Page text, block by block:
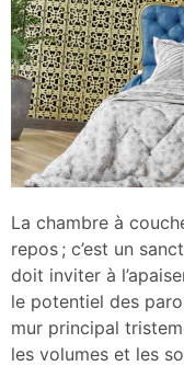
La chambre à
repos ; c’est un
doit inviter à
le potentiel des
mur principal
les volumes et les